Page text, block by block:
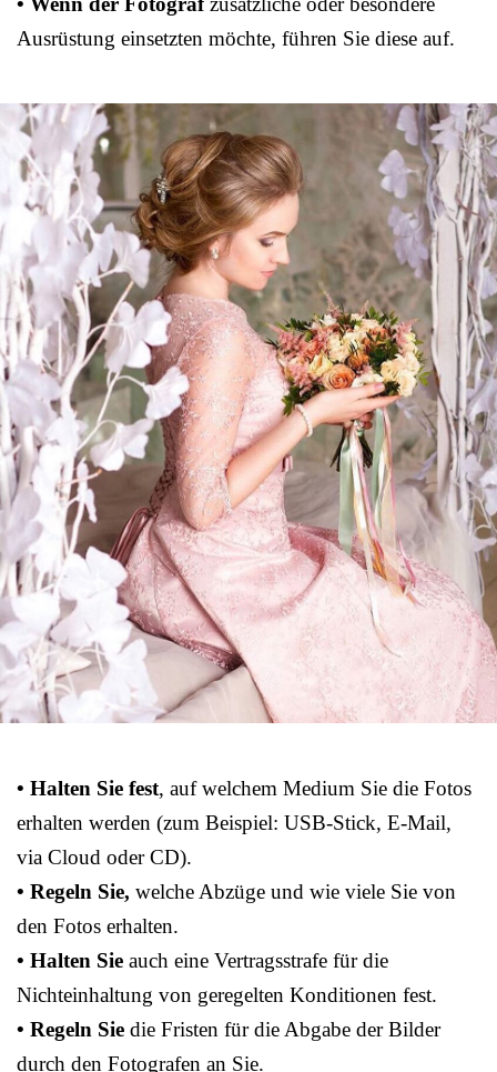
Ausrüstung einsetzten möchte, führen Sie diese auf.
• Halten Sie fest, auf welchem Medium Sie die Fotos
erhalten werden (zum Beispiel: USB-Stick, E-Mail,
via Cloud oder CD).
• Regeln Sie, welche Abzüge und wie viele Sie von
den Fotos erhalten.
• Halten Sie auch eine Vertragsstrafe für die
Nichteinhaltung von geregelten Konditionen fest.
• Regeln Sie die Fristen für die Abgabe der Bilder
durch den Fotografen an Sie.